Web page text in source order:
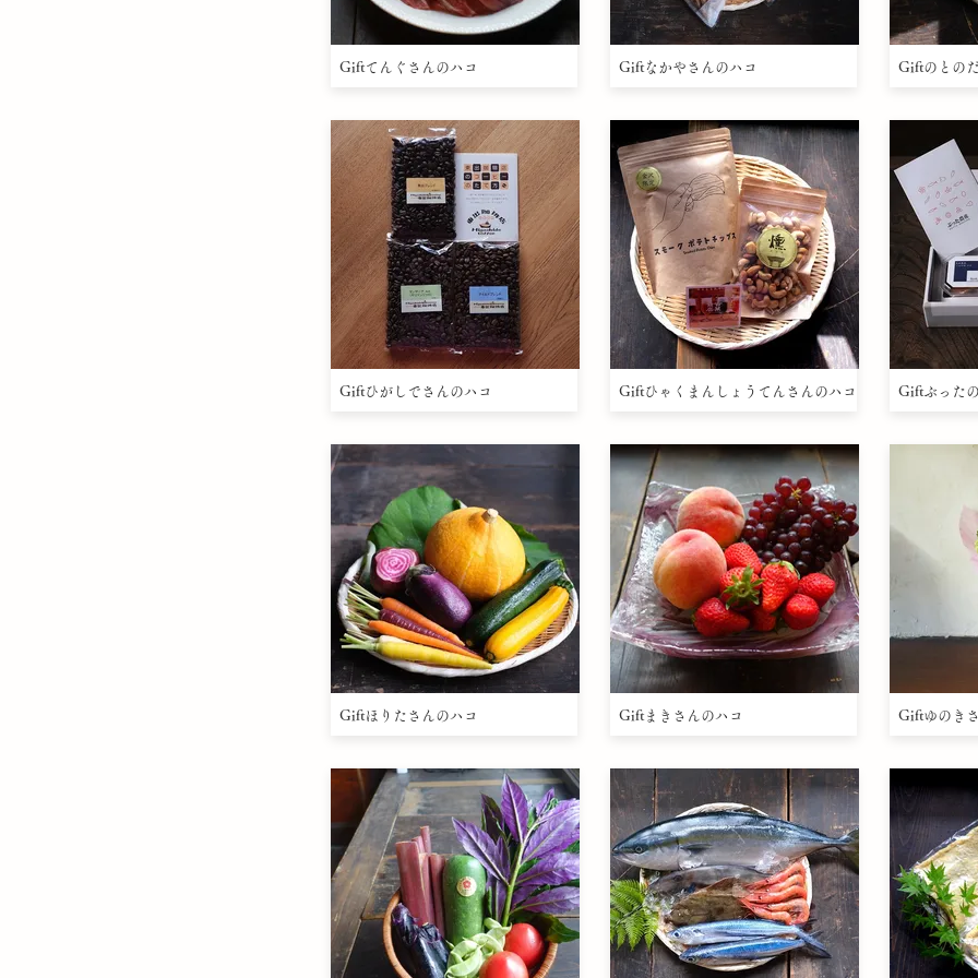
Giftてんぐさんのハコ
Giftひがしでさんのハコ
Giftほりたさんのハコ
Giftなかやさんのハコ
Giftひゃくまんしょうてんさんのハコ
Giftまきさんのハコ
Giftのとの
Giftぶった
Giftゆのき